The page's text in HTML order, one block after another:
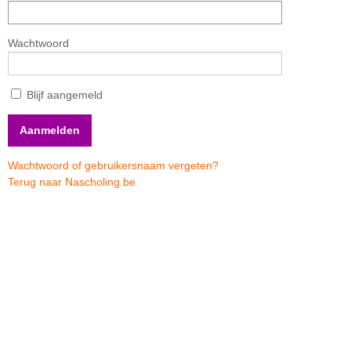
Wachtwoord
Blijf aangemeld
Wachtwoord of gebruikersnaam vergeten?
Terug naar Nascholing.be